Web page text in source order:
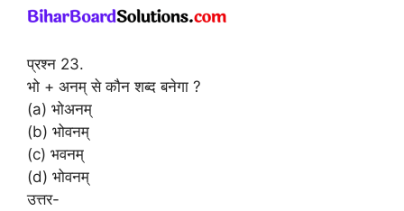
प्रश्न 23.
भो + अनम् से कौन शब्द बनेगा ?
(a) भोअनम्
(b) भोवनम्
(c) भवनम्
(d) भोवनम्
उत्तर-